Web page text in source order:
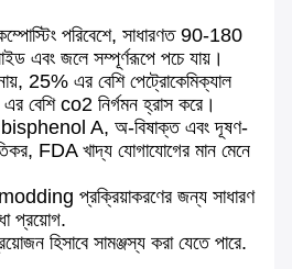
পরিবেশে, সাধারণত 90-180
এবং জলে সম্পূর্ণরূপে পচে যায়।
25% এর বেশি পেট্রোকেমিক্যাল
বেশি co2 নির্গমন হ্রাস করে।
A, অ-বিষাক্ত এবং দূষণ-
FDA খাদ্য যোগাযোগের মান মেনে
modding প্রক্রিয়াকরণের জন্য সাধারণ
প্রয়োগ.
হিসাবে সামঞ্জস্য করা যেতে পারে.